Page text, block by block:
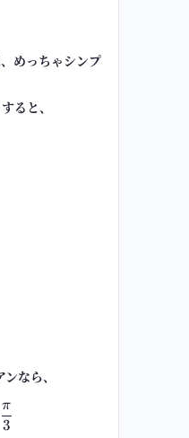
めっちゃシンプ
ると、
なら、
3
π